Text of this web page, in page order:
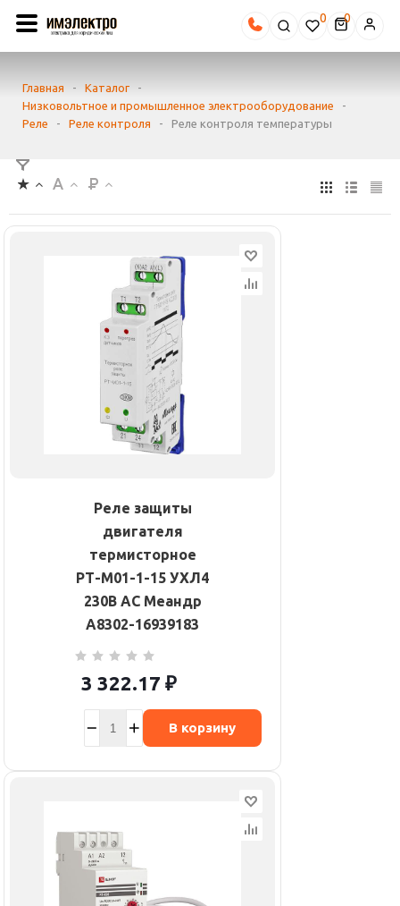
0
Главная - Каталог
-
Низковольтное и промышленное электрооборудование
-
Реле
- Реле контроля - Реле контроля температуры
Реле защиты
двигателя
термисторное
РТ-М01-1-15 УХЛ4
230В AC Меандр
A8302-16939183
3 322.17 ₽
В корзину